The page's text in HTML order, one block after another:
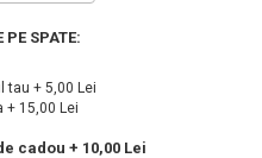
PE SPATE:
tau + 5,00 Lei
+ 15,00 Lei
cadou + 10,00 Lei